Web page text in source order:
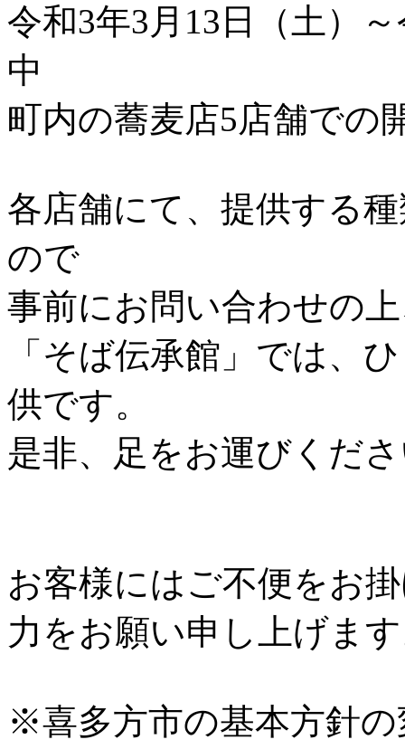
令和3年3月13日（土）
中
町内の蕎麦店5店舗での
各店舗にて、提供する
ので
事前にお問い合わせの
「そば伝承館」では、
供です。
是非、足をお運びくだ
お客様にはご不便をお
力をお願い申し上げま
※喜多方市の基本方針